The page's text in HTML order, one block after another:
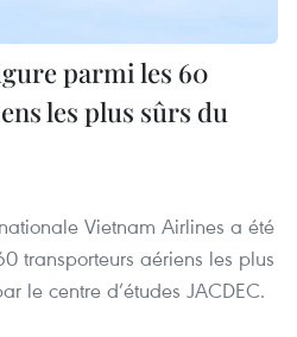
parmi les 60
les plus sûrs du
Vietnam Airlines a été
transporteurs aériens les plus
le centre d’études JACDEC.